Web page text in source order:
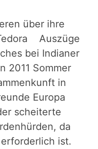
über ihre
Auszüge
bei Indianer
2011 Sommer
in
Europa
scheiterte
da
ist.